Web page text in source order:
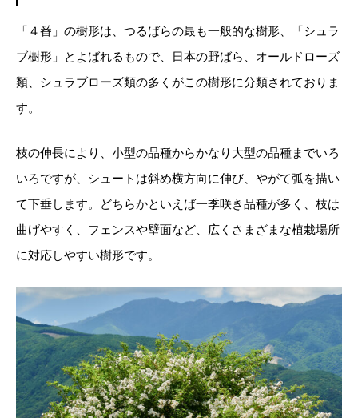
「４番」の樹形は、つるばらの最も一般的な樹形、「シュラ
ブ樹形」とよばれるもので、日本の野ばら、オールドローズ
類、シュラブローズ類の多くがこの樹形に分類されておりま
す。
枝の伸長により、小型の品種からかなり大型の品種までいろ
いろですが、シュートは斜め横方向に伸び、やがて弧を描い
て下垂します。どちらかといえば一季咲き品種が多く、枝は
曲げやすく、フェンスや壁面など、広くさまざまな植栽場所
に対応しやすい樹形です。